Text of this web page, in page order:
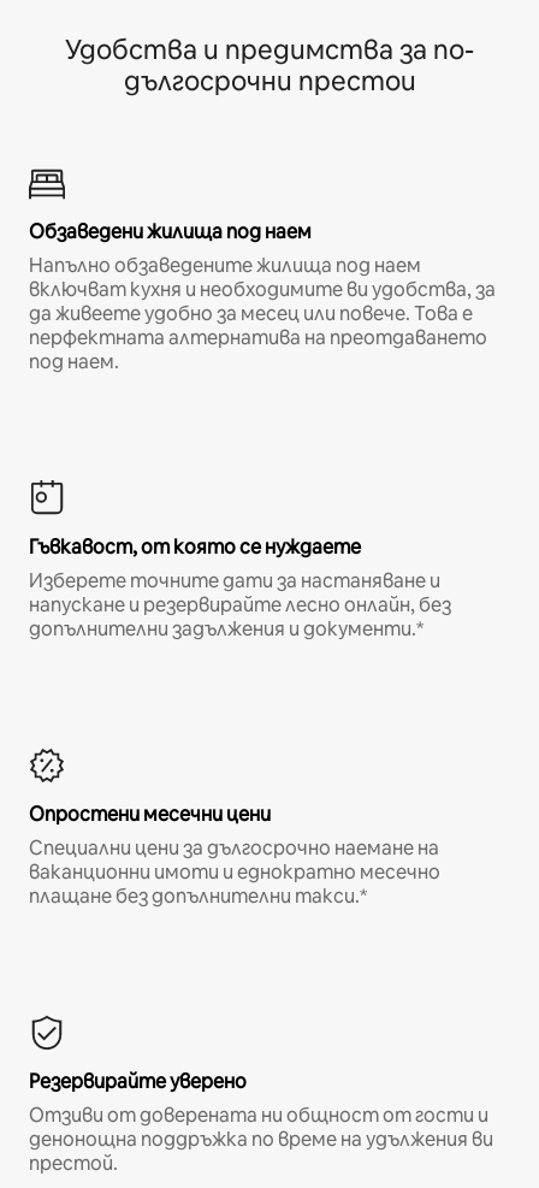
Удобства и предимства за по-
дългосрочни престои
Обзаведени жилища под наем
Напълно обзаведените жилища под наем
включват кухня и необходимите ви удобства, за
да живеете удобно за месец или повече. Това е
перфектната алтернатива на преотдаването
под наем.
Гъвкавост, от която се нуждаете
Изберете точните дати за настаняване и
напускане и резервирайте лесно онлайн, без
допълнителни задължения и документи.*
Опростени месечни цени
Специални цени за дългосрочно наемане на
ваканционни имоти и еднократно месечно
плащане без допълнителни такси.*
Резервирайте уверено
Отзиви от доверената ни общност от гости и
денонощна поддръжка по време на удължения ви
престой.